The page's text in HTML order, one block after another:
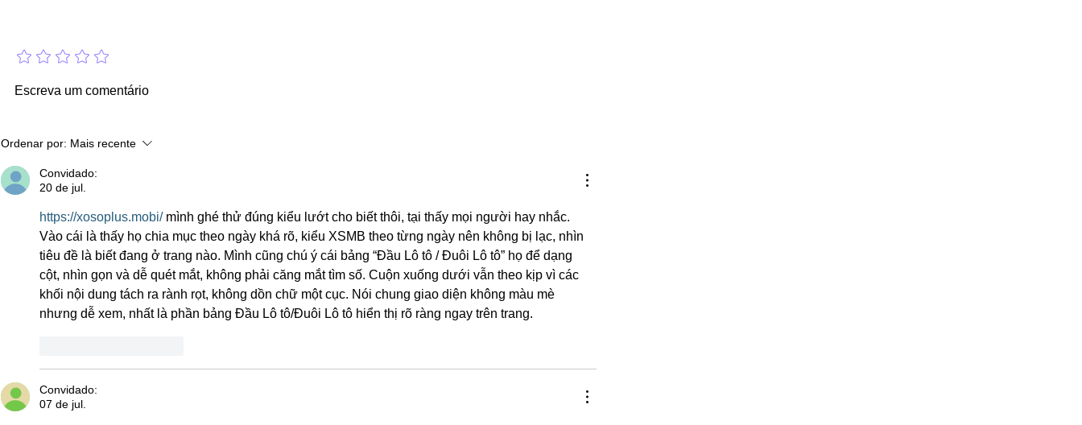
Pesquisa institucional inédita sobre
neste sábado (08)
Escreva um comentário
Ordenar por: Mais recente
Convidado:
20 de jul.
https://xosoplus.mobi/ mình ghé thử đúng kiểu lướt cho biết thôi, tại thấy mọi người hay nhắc.
Vào cái là thấy họ chia mục theo ngày khá rõ, kiểu XSMB theo từng ngày nên không bị lạc, nhìn
tiêu đề là biết đang ở trang nào. Mình cũng chú ý cái bảng “Đầu Lô tô / Đuôi Lô tô” họ để dạng
cột, nhìn gọn và dễ quét mắt, không phải căng mắt tìm số. Cuộn xuống dưới vẫn theo kịp vì các
khối nội dung tách ra rành rọt, không dồn chữ một cục. Nói chung giao diện không màu mè
nhưng dễ xem, nhất là phần bảng Đầu Lô tô/Đuôi Lô tô hiển thị rõ ràng ngay trên trang.
Convidado:
07 de jul.